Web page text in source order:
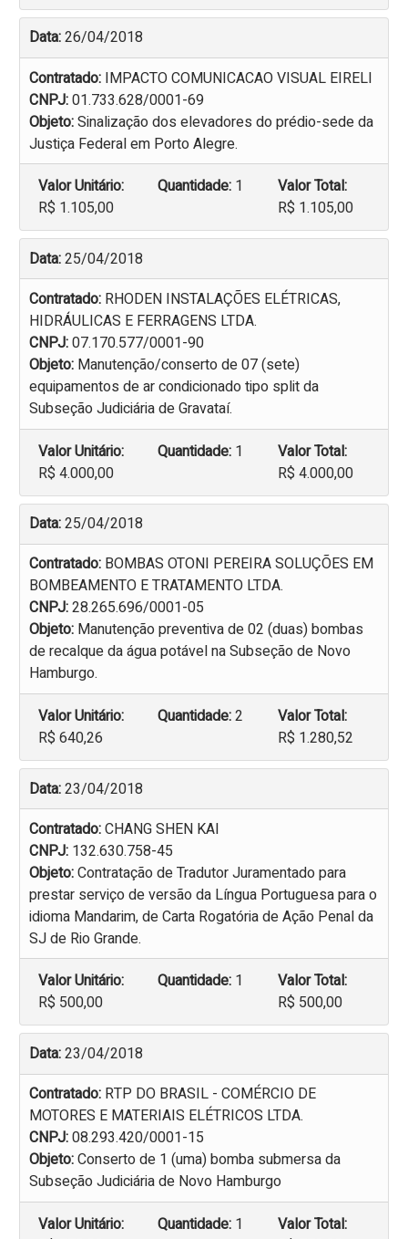
Data:26/04/2018
Contratado: IMPACTO COMUNICACAO VISUAL EIRELI
CNPJ:01.733.628/0001-69
Objeto:Sinalização dos elevadores do prédio-sede da
Justiça Federal em Porto Alegre.
Valor Unitário:
R$ 1.105,00
Quantidade: 1
Valor Total:
R$ 1.105,00
Data:25/04/2018
Contratado: RHODEN INSTALAÇÕES ELÉTRICAS,
HIDRÁULICAS E FERRAGENS LTDA.
CNPJ:07.170.577/0001-90
Objeto: Manutenção/conserto de 07 (sete)
equipamentos de ar condicionado tipo split da
Subseção Judiciária de Gravataí.
Valor Unitário:
R$ 4.000,00
Quantidade: 1
Valor Total:
R$ 4.000,00
Data:25/04/2018
Contratado: BOMBAS OTONI PEREIRA SOLUÇÕES EM
BOMBEAMENTO E TRATAMENTO LTDA.
CNPJ:28.265.696/0001-05
Objeto: Manutenção preventiva de 02 (duas) bombas
de recalque da água potável na Subseção de Novo
Hamburgo.
Valor Unitário:
R$ 640,26
Quantidade:2
Valor Total:
R$ 1.280,52
Data:23/04/2018
Contratado:CHANG SHEN KAI
CNPJ: 132.630.758-45
Objeto:Contratação de Tradutor Juramentado para
prestar serviço de versão da Língua Portuguesa para o
idioma Mandarim, de Carta Rogatória de Ação Penal da
SJ de Rio Grande.
Valor Unitário:
R$ 500,00
Quantidade: 1
Valor Total:
R$ 500,00
Data:23/04/2018
Contratado: RTP DO BRASIL - COMÉRCIO DE
MOTORES E MATERIAIS ELÉTRICOS LTDA.
CNPJ:08.293.420/0001-15
Objeto:Conserto de 1 (uma) bomba submersa da
Subseção Judiciária de Novo Hamburgo
Valor Unitário:
Quantidade: 1
Valor Total: